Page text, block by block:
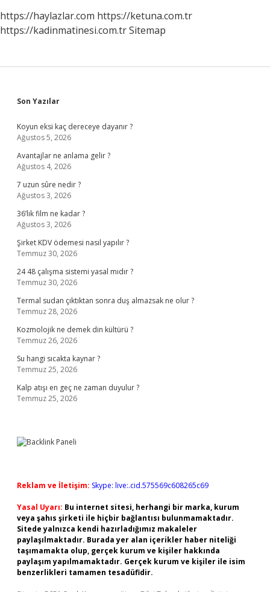
https://haylazlar.com https://ketuna.com.tr
https://kadinmatinesi.com.trSitemap
Sidebar
Son Yazılar
Koyun eksi kaç dereceye dayanır ?
Ağustos 5, 2026
Avantajlar ne anlama gelir ?
Ağustos 4, 2026
7 uzun sûre nedir ?
Ağustos 3, 2026
36’lık film ne kadar ?
Ağustos 3, 2026
Şirket KDV ödemesi nasıl yapılır ?
Temmuz 30, 2026
24 48 çalışma sistemi yasal mıdır ?
Temmuz 30, 2026
Termal sudan çıktıktan sonra duş almazsak ne olur ?
Temmuz 28, 2026
Kozmolojik ne demek din kültürü ?
Temmuz 26, 2026
Su hangi sıcakta kaynar ?
Temmuz 25, 2026
Kalp atışı en geç ne zaman duyulur ?
Temmuz 25, 2026
Reklam ve İletişim: Skype: live:.cid.575569c608265c69
Yasal Uyarı: Bu internet sitesi, herhangi bir marka, kurum
veya şahıs şirketi ile hiçbir bağlantısı bulunmamaktadır.
Sitede yalnızca kendi hazırladığımız makaleler
paylaşılmaktadır. Burada yer alan içerikler haber niteliği
taşımamakta olup, gerçek kurum ve kişiler hakkında
paylaşım yapılmamaktadır. Gerçek kurum ve kişiler ile isim
benzerlikleri tamamen tesadüfidir.